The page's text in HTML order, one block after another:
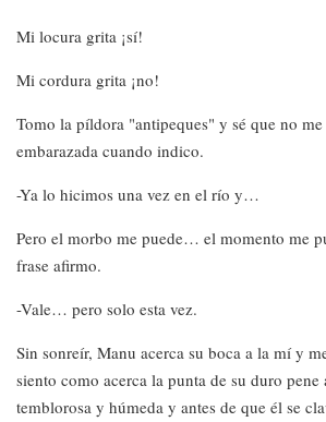
Mi locura grita ¡sí!
Mi cordura grita ¡no!
Tomo la píldora "antipeques" y sé que no
embarazada cuando indico.
-Ya lo hicimos una vez en el río y…
Pero el morbo me puede… el momento me
frase afirmo.
-Vale… pero solo esta vez.
Sin sonreír, Manu acerca su boca a la mí y
siento como acerca la punta de su duro
temblorosa y húmeda y antes de que él se